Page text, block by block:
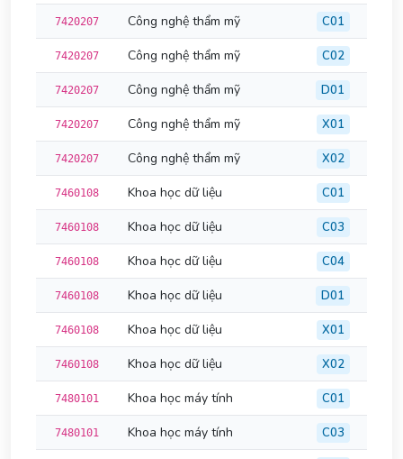
7420207 Công nghệ thẩm mỹ C01
7420207 Công nghệ thẩm mỹ C02
7420207 Công nghệ thẩm mỹ D01
7420207 Công nghệ thẩm mỹ X01
7420207 Công nghệ thẩm mỹ X02
7460108 Khoa học dữ liệu C01
7460108 Khoa học dữ liệu C03
7460108 Khoa học dữ liệu C04
7460108 Khoa học dữ liệu D01
7460108 Khoa học dữ liệu X01
7460108 Khoa học dữ liệu X02
7480101 Khoa học máy tính C01
7480101 Khoa học máy tính C03